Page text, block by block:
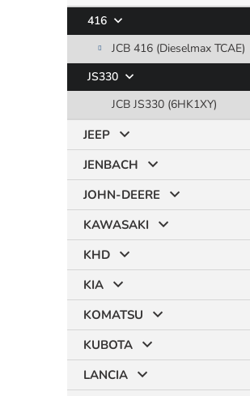
416
JCB 416 (Dieselmax TCAE)
JS330
JCB JS330 (6HK1XY)
JEEP
JENBACH
JOHN-DEERE
KAWASAKI
KHD
KIA
KOMATSU
KUBOTA
LANCIA